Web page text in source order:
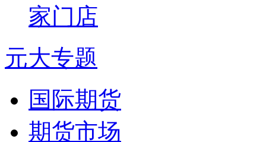
家门店
元大专题
国际期货
期货市场